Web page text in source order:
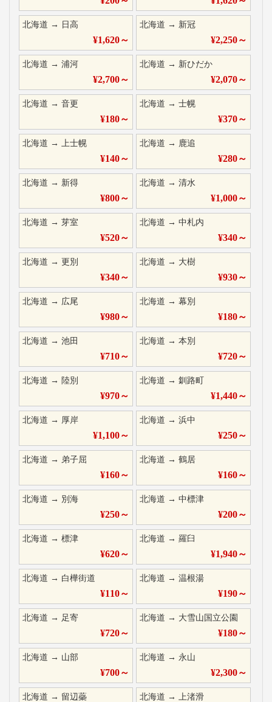
北海道 → 日高
¥1,620～
北海道 → 新冠
¥2,250～
北海道 → 浦河
¥2,700～
北海道 → 新ひだか
¥2,070～
北海道 → 音更
¥180～
北海道 →士幌
¥370～
北海道 → 上士幌
¥140～
北海道 → 鹿追
¥280～
北海道 → 新得
¥800～
北海道 →清水
¥1,000～
北海道 → 芽室
¥520～
北海道 →中札内
¥340～
北海道 → 更別
¥340～
北海道 → 大樹
¥930～
北海道 → 広尾
¥980～
北海道 →幕別
¥180～
北海道 → 池田
¥710～
北海道 →本別
¥720～
北海道 → 陸別
¥970～
北海道 →釧路町
¥1,440～
北海道 → 厚岸
¥1,100～
北海道 →浜中
¥250～
北海道 → 弟子屈
¥160～
北海道 →鶴居
¥160～
北海道 → 別海
¥250～
北海道 →中標津
¥200～
北海道 → 標津
¥620～
北海道 →羅臼
¥1,940～
北海道 → 白樺街道
¥110～
北海道 →温根湯
¥190～
北海道 → 足寄
¥720～
北海道 → 大雪山国立公園
¥180～
北海道 → 山部
¥700～
北海道 → 永山
¥2,300～
北海道 → 留辺蘂 北海道 →上渚滑